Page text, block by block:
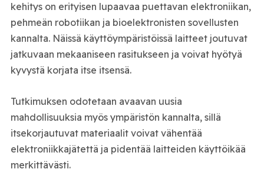
kehitys on erityisen lupaavaa puettavan elektroniikan,
pehmeän robotiikan ja bioelektronisten sovellusten
kannalta. Näissä käyttöympäristöissä laitteet joutuvat
jatkuvaan mekaaniseen rasitukseen ja voivat hyötyä
kyvystä korjata itse itsensä.
Tutkimuksen odotetaan avaavan uusia
mahdollisuuksia myös ympäristön kannalta, sillä
itsekorjautuvat materiaalit voivat vähentää
elektroniikkajätettä ja pidentää laitteiden käyttöikää
merkittävästi.